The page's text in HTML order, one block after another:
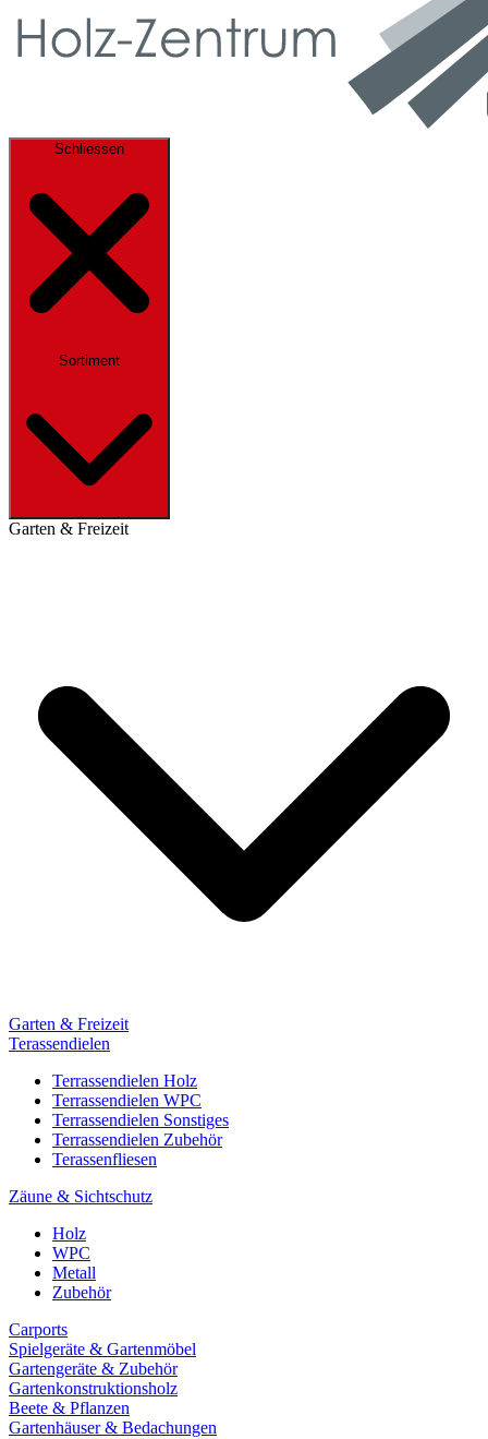
Schliessen
Sortiment
Garten & Freizeit
Garten & Freizeit
Terassendielen
Terrassendielen Holz
Terrassendielen WPC
Terrassendielen Sonstiges
Terrassendielen Zubehör
Terassenfliesen
Zäune & Sichtschutz
Holz
WPC
Metall
Zubehör
Carports
Spielgeräte & Gartenmöbel
Gartengeräte & Zubehör
Gartenkonstruktionsholz
Beete & Pflanzen
Gartenhäuser & Bedachungen